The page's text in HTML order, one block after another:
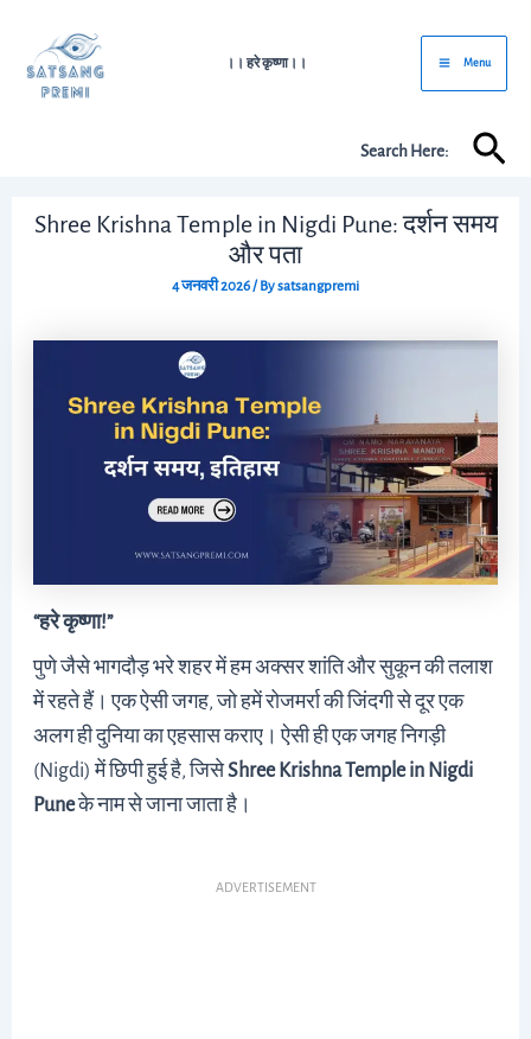
content
।। हरे कृष्णा।।
Main
Menu
Menu
Search Here:
Shree Krishna Temple in Nigdi Pune: दर्शन समय
और पता
4 जनवरी 2026/ Bysatsangpremi
“हरे कृष्णा!”
पुणे जैसे भागदौड़ भरे शहर में हम अक्सर शांति और सुकून की तलाश
में रहते हैं। एक ऐसी जगह, जो हमें रोजमर्रा की जिंदगी से दूर एक
अलग ही दुनिया का एहसास कराए। ऐसी ही एक जगह निगड़ी
(Nigdi) में छिपी हुई है, जिसेShree Krishna Temple in Nigdi
Puneके नाम से जाना जाता है।
ADVERTISEMENT
navigation